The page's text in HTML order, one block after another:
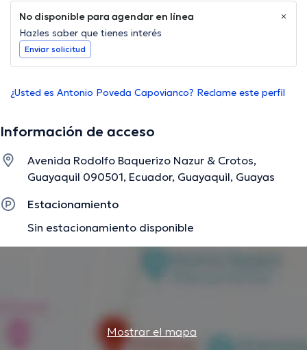
No disponible para agendar en línea
Hazles saber que tienes interés
Enviar solicitud
¿Usted es Antonio Poveda Capovianco? Reclame este perfil
Información de acceso
Avenida Rodolfo Baquerizo Nazur & Crotos,
Guayaquil 090501, Ecuador, Guayaquil, Guayas
Estacionamiento
Sin estacionamiento disponible
Mostrar el mapa